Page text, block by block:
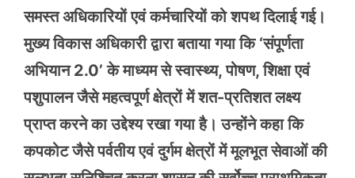
समस्त अधिकारियों एवं कर्मचारियों को शपथ दिलाई गई।
मुख्य विकास अधिकारी द्वारा बताया गया कि ‘संपूर्णता
अभियान 2.0’ के माध्यम से स्वास्थ्य, पोषण, शिक्षा एवं
पशुपालन जैसे महत्वपूर्ण क्षेत्रों में शत-प्रतिशत लक्ष्य
प्राप्त करने का उद्देश्य रखा गया है। उन्होंने कहा कि
कपकोट जैसे पर्वतीय एवं दुर्गम क्षेत्रों में मूलभूत सेवाओं की